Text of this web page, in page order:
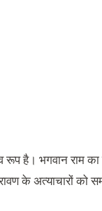
है। भगवान राम का
के अत्याचारों को